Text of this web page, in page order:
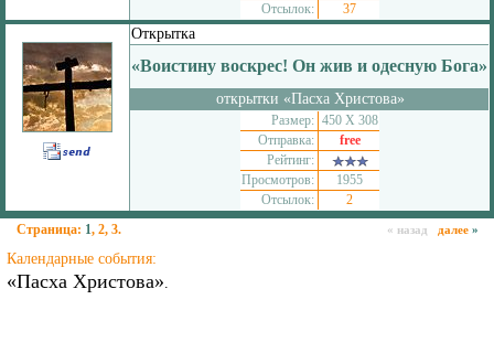
Отсылок:
37
Открытка
«Воистину воскрес! Он жив и одесную Бога»
открытки «Пасха Христова»
Размер: 450 Х 308
Отправка:
free
Рейтинг:
Просмотров:
1955
Отсылок:
2
Страница: 1, 2, 3. « назад далее »
Календарные события:
«Пасха Христова».